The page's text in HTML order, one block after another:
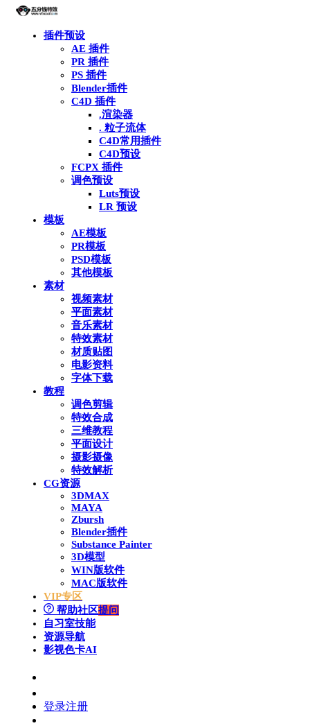
插件预设
AE 插件
PR 插件
PS 插件
Blender插件
C4D 插件
.渲染器
. 粒子流体
C4D常用插件
C4D预设
FCPX 插件
调色预设
Luts预设
LR 预设
模板
AE模板
PR模板
PSD模板
其他模板
素材
视频素材
平面素材
音乐素材
特效素材
材质贴图
电影资料
字体下载
教程
调色剪辑
特效合成
三维教程
平面设计
摄影摄像
特效解析
CG资源
3DMAX
MAYA
Zbursh
Blender插件
Substance Painter
3D模型
WIN版软件
MAC版软件
VIP专区
帮助社区提问
自习室技能
资源导航
影视色卡AI
登录注册